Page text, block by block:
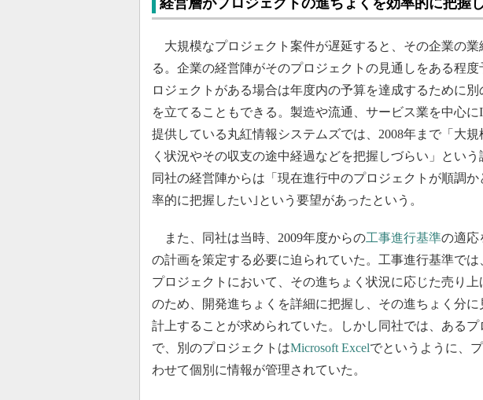
経営層がプロジェクトの進ちょくを効率的に把握
大規模なプロジェクト案件が遅延すると、その企業の業
る。企業の経営陣がそのプロジェクトの見通しをある程
ロジェクトがある場合は年度内の予算を達成するために
を立てることもできる。製造や流通、サービス業を中心
提供している丸紅情報システムズでは、2008年まで「大
く状況やその収支の途中経過などを把握しづらい」という
同社の経営陣からは「現在進行中のプロジェクトが順調
率的に把握したい｣という要望があったという。
また、同社は当時、2009年度からの工事進行基準の適応
の計画を策定する必要に迫られていた。工事進行基準で
プロジェクトにおいて、その進ちょく状況に応じた売り
のため、開発進ちょくを詳細に把握し、その進ちょく分
計上することが求められていた。しかし同社では、あるプ
で、別のプロジェクトはMicrosoft Excelでというように、
わせて個別に情報が管理されていた。